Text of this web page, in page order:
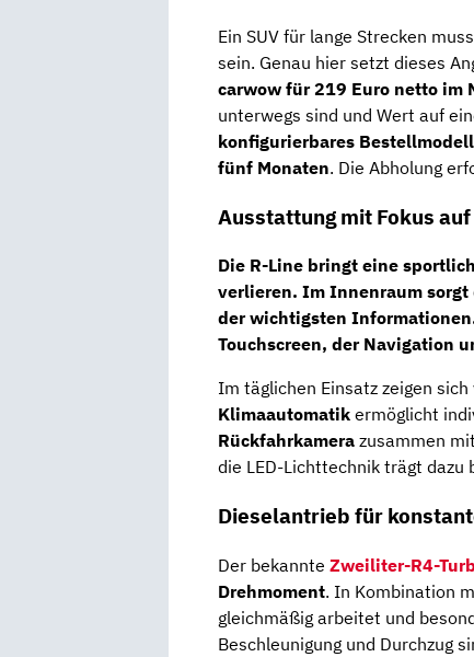
Ein SUV für lange Strecken
sein. Genau hier setzt dieses
carwow für 219 Euro netto im
unterwegs sind und Wert auf
konfigurierbares Bestellmodell
fünf Monaten. Die Abholung
Ausstattung mit Fokus
Die R-Line bringt eine
verlieren. Im Innenraum sorgt
der wichtigsten
Touchscreen, der Navigation
Im täglichen Einsatz zeigen
Klimaautomatik ermöglicht
Rückfahrkamera zusammen
die LED-Lichttechnik trägt dazu
Dieselantrieb für
Der bekannte Zweiliter-R4-
Drehmoment. In Kombination
gleichmäßig arbeitet und
Beschleunigung und Durchzug